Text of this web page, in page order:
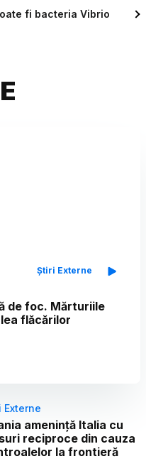
fi bacteria Vibrio
Știri Externe
de foc. Mărturiile
flăcărilor
Externe
amenință Italia cu
reciproce din cauza
la frontieră